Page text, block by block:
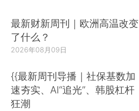
最新财新周刊｜欧洲高温改变
了什么？
2026年08月09日
{{最新周刊导播｜社保基数加
速夯实、AI“追光”、韩股杠杆
狂潮